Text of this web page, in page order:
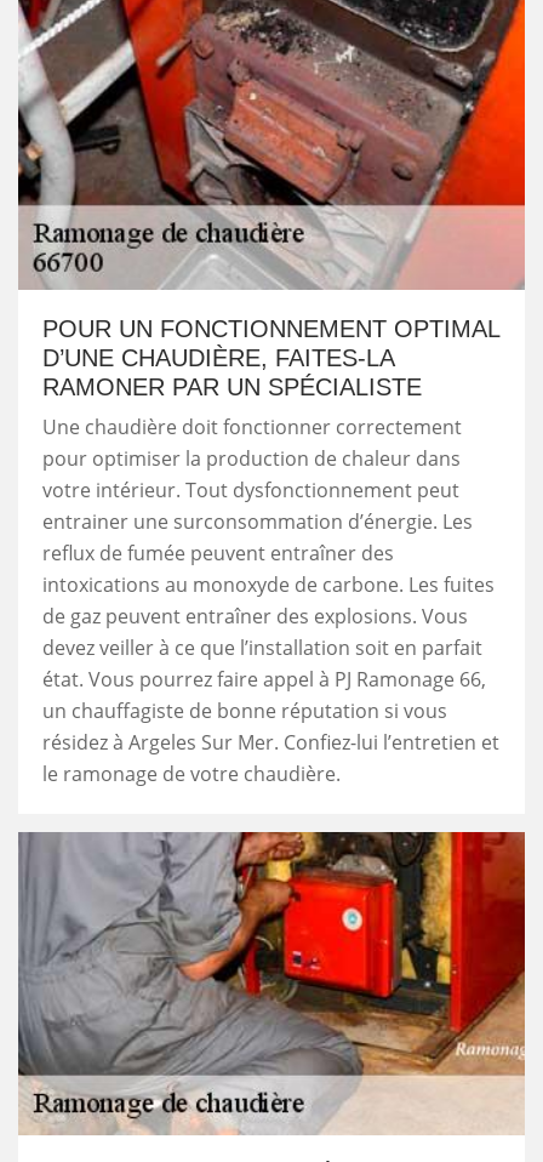
POUR UN FONCTIONNEMENT OPTIMAL
D’UNE CHAUDIÈRE, FAITES-LA
RAMONER PAR UN SPÉCIALISTE
Une chaudière doit fonctionner correctement
pour optimiser la production de chaleur dans
votre intérieur. Tout dysfonctionnement peut
entrainer une surconsommation d’énergie. Les
reflux de fumée peuvent entraîner des
intoxications au monoxyde de carbone. Les fuites
de gaz peuvent entraîner des explosions. Vous
devez veiller à ce que l’installation soit en parfait
état. Vous pourrez faire appel à PJ Ramonage 66,
un chauffagiste de bonne réputation si vous
résidez à Argeles Sur Mer. Confiez-lui l’entretien et
le ramonage de votre chaudière.